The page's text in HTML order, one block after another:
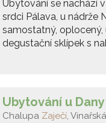
Ubytování se nachází
srdci Pálava, u nádrže
samostatný,
degustační sklípek s
Ubytování u Dany
Chalupa Zaječí,